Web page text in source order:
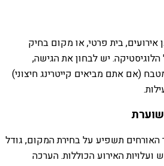
אירועים, בית פרטי, או מקום בחיק
יש לבחון את הגישה,
(אם אתם מביאים קייטרינג חיצוני)
תשפיע על בחירת המקום, גודל
ועלויות האירוע הכוללות. הערכה